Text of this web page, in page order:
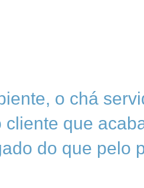
o chá
que
do que pelo